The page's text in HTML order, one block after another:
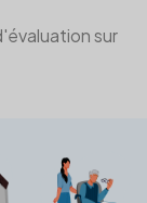
sur